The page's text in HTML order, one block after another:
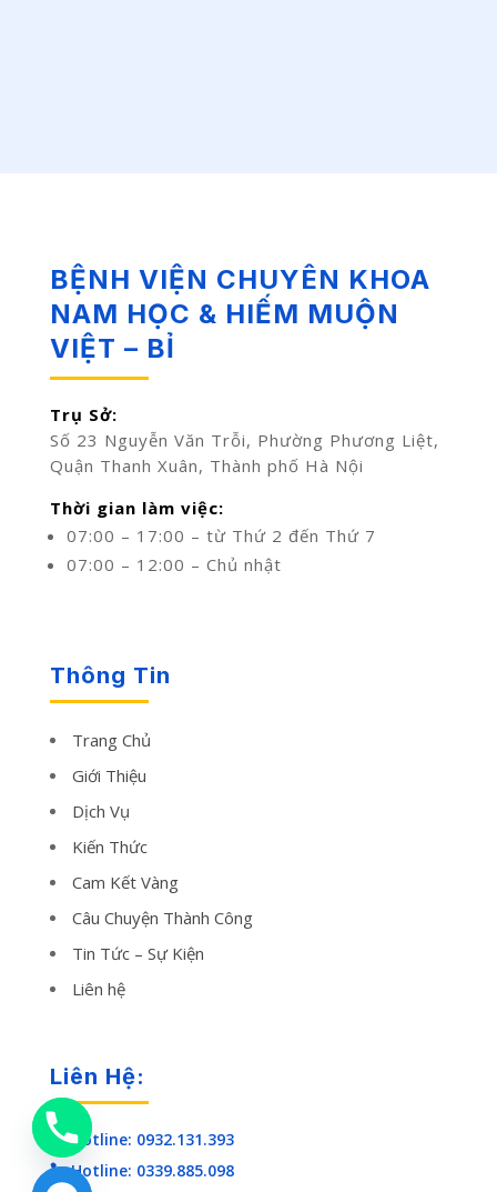
BỆNH VIỆN CHUYÊN KHOA
NAM HỌC & HIẾM MUỘN
VIỆT – BỈ
Trụ Sở:
Số 23 Nguyễn Văn Trỗi, Phường Phương Liệt,
Quận Thanh Xuân, Thành phố Hà Nội
Thời gian làm việc:
07:00 – 17:00 – từ Thứ 2 đến Thứ 7
07:00 – 12:00 – Chủ nhật
Thông Tin
Trang Chủ
Giới Thiệu
Dịch Vụ
Kiến Thức
Cam Kết Vàng
Câu Chuyện Thành Công
Tin Tức – Sự Kiện
Liên hệ
Liên Hệ:
 Hotline: 0932.131.393
 Hotline: 0339.885.098